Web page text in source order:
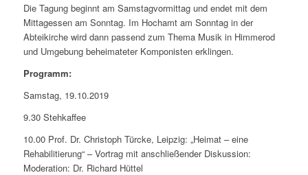
Die Tagung beginnt am Samstagvormittag und endet mit dem
Mittagessen am Sonntag. Im Hochamt am Sonntag in der
Abteikirche wird dann passend zum Thema Musik in Himmerod
und Umgebung beheimateter Komponisten erklingen.
Programm:
Samstag, 19.10.2019
9.30 Stehkaffee
10.00 Prof. Dr. Christoph Türcke, Leipzig: „Heimat – eine
Rehabilitierung“ – Vortrag mit anschließender Diskussion:
Moderation: Dr. Richard Hüttel